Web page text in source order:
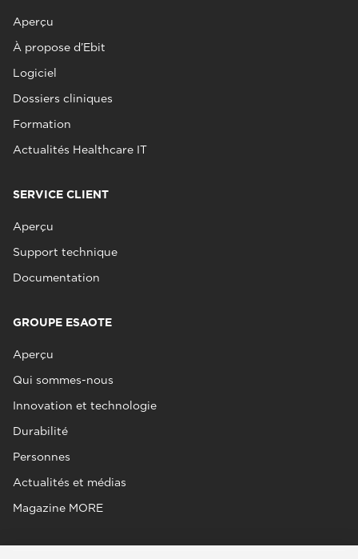
Aperçu
À propose d’Ebit
Logiciel
Dossiers cliniques
Formation
Actualités Healthcare IT
SERVICE CLIENT
Aperçu
Support technique
Documentation
GROUPE ESAOTE
Aperçu
Qui sommes-nous
Innovation et technologie
Durabilité
Personnes
Actualités et médias
Magazine MORE